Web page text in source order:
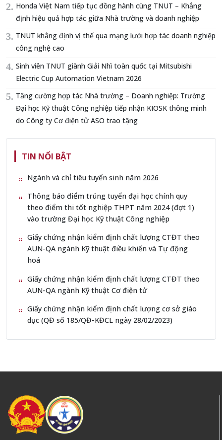
Honda Việt Nam tiếp tục đồng hành cùng TNUT – Khẳng
định hiệu quả hợp tác giữa Nhà trường và doanh nghiệp
TNUT khẳng định vị thế qua mạng lưới hợp tác doanh nghiệp
công nghệ cao
Sinh viên TNUT giành Giải Nhì toàn quốc tại Mitsubishi
Electric Cup Automation Vietnam 2026
Tăng cường hợp tác Nhà trường – Doanh nghiệp: Trường
Đại học Kỹ thuật Công nghiệp tiếp nhận KIOSK thông minh
do Công ty Cơ điện tử ASO trao tặng
TIN NỔI BẬT
Ngành và chỉ tiêu tuyển sinh năm 2026
Thông báo điểm trúng tuyển đại học chính quy
theo điểm thi tốt nghiệp THPT năm 2024 (đợt 1)
vào trường Đại học Kỹ thuật Công nghiệp
Giấy chứng nhận kiểm định chất lượng CTĐT theo
AUN-QA ngành Kỹ thuật điều khiển và Tự động
hoá
Giấy chứng nhận kiểm định chất lượng CTĐT theo
AUN-QA ngành Kỹ thuật Cơ điện tử
Giấy chứng nhận kiểm định chất lượng cơ sở giáo
dục (QĐ số 185/QĐ-KĐCL ngày 28/02/2023)